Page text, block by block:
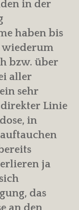
in der
haben bis
wiederum
bzw. über
aller
sehr
direkter Linie
in
ja
das